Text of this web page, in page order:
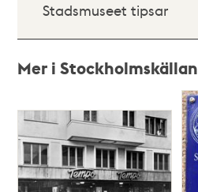
Stadsmuseet tipsar
Mer i Stockholmskällan
poster
och
teman